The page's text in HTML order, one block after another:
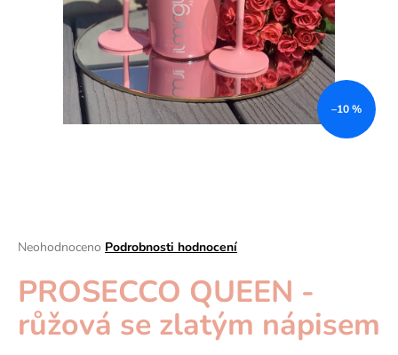
Průměrné
produktu
je
z
Neohodnoceno Podrobnosti hodnocení
PROSECCO QUEEN -
růžová se zlatým nápisem
–10 %
D
o
p
o